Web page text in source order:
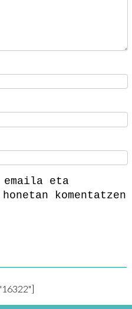
eta
komentatzen